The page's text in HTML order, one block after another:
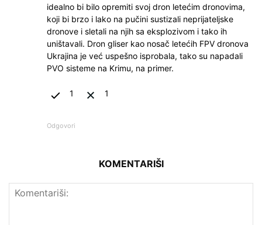
idealno bi bilo opremiti svoj dron letećim dronovima,
koji bi brzo i lako na pučini sustizali neprijateljske
dronove i sletali na njih sa eksplozivom i tako ih
uništavali. Dron gliser kao nosač letećih FPV dronova
Ukrajina je već uspešno isprobala, tako su napadali
PVO sisteme na Krimu, na primer.
1 1
Odgovori
KOMENTARIŠI